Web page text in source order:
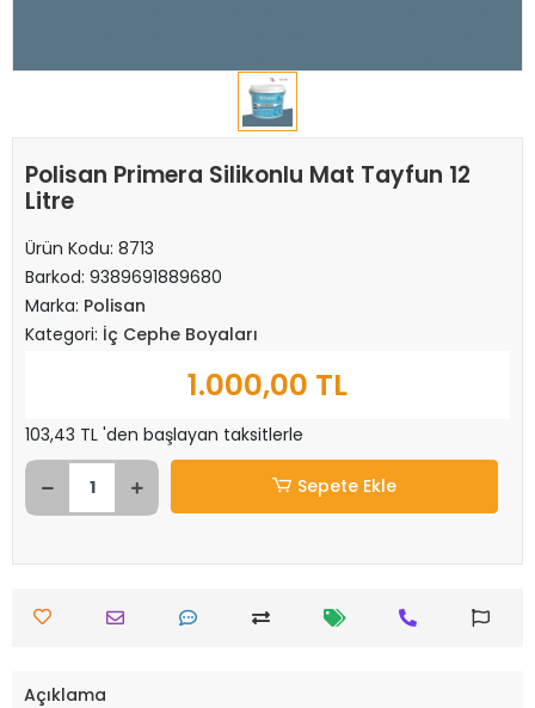
Polisan Primera Silikonlu Mat Tayfun 12
Litre
Ürün Kodu: 8713
Barkod: 9389691889680
Marka: Polisan
Kategori: İç Cephe Boyaları
1.000,00 TL
103,43 TL 'den başlayan taksitlerle
Sepete Ekle
Açıklama